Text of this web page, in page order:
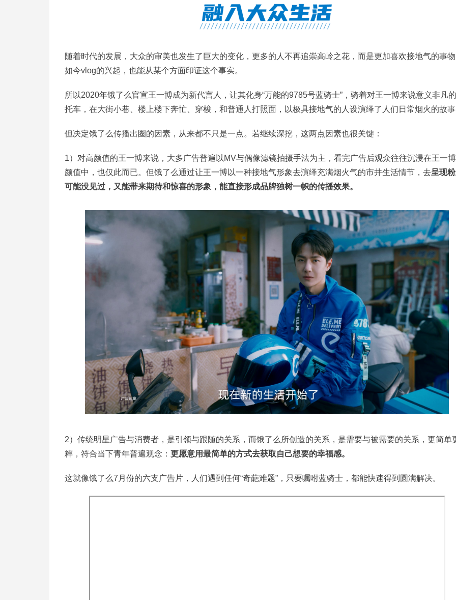
随着时代的发展，大众的审美也发生了巨大的变化，更多的人不再追崇高岭之花，而是更加喜欢接地气的事
如今vlog的兴起，也能从某个方面印证这个事实。
所以2020年饿了么官宣王一博成为新代言人，让其化身“万能的9785号蓝骑士”，骑着对王一博来说意义非凡
托车，在大街小巷、楼上楼下奔忙、穿梭，和普通人打照面，以极具接地气的人设演绎了人们日常烟火的故
但决定饿了么传播出圈的因素，从来都不只是一点。若继续深挖，这两点因素也很关键：
1）对高颜值的王一博来说，大多广告普遍以MV与偶像滤镜拍摄手法为主，看完广告后观众往往沉浸在王一
颜值中，也仅此而已。但饿了么通过让王一博以一种接地气形象去演绎充满烟火气的市井生活情节，去呈现
可能没见过，又能带来期待和惊喜的形象，能直接形成品牌独树一帜的传播效果。
2）传统明星广告与消费者，是引领与跟随的关系，而饿了么所创造的关系，是需要与被需要的关系，更简单
粹，符合当下青年普遍观念： 更愿意用最简单的方式去获取自己想要的幸福感。
这就像饿了么7月份的六支广告片，人们遇到任何“奇葩难题”，只要嘱咐蓝骑士，都能快速得到圆满解决。